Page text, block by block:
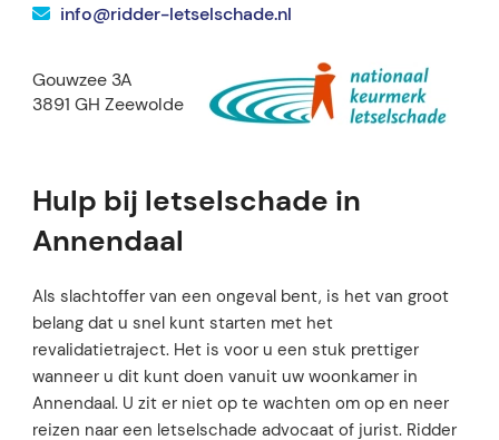
info@ridder-letselschade.nl
Gouwzee 3A
3891 GH Zeewolde
Hulp bij letselschade in
Annendaal
Als slachtoffer van een ongeval bent, is het van groot
belang dat u snel kunt starten met het
revalidatietraject. Het is voor u een stuk prettiger
wanneer u dit kunt doen vanuit uw woonkamer in
Annendaal. U zit er niet op te wachten om op en neer
reizen naar een letselschade advocaat of jurist. Ridder